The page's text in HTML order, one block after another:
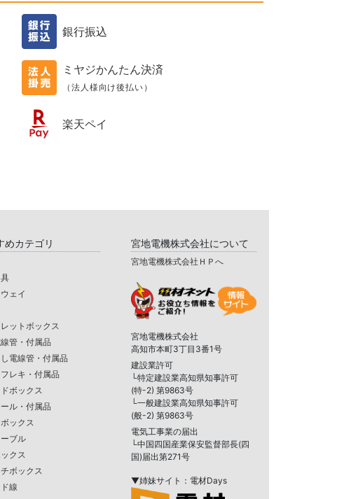
銀行振込
ミヤジかんたん決済
（法人様向け後払い）
楽天ペイ
めカテゴリ
ェイ
ットボックス
管・付属品
電線管・付属品
レキ・付属品
ボックス
ル・付属品
ックス
ブル
クス
ボックス
線
宮地電機株式会社について
宮地電機株式会社ＨＰへ
宮地電機株式会社
高知市本町3丁目3番1号
建設業許可
└特定建設業高知県知事許可
(特-2) 第9863号
└一般建設業高知県知事許可
(般-2) 第9863号
電気工事業の届出
└中国四国産業保安監督部長(四
国)届出第271号
▼姉妹サイト：電材Days